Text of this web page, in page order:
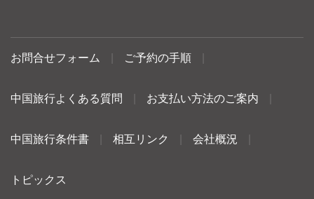
お問合せフォーム ご予約の手順
中国旅行よくある質問 お支払い方法のご案内
中国旅行条件書 相互リンク 会社概況
トピックス